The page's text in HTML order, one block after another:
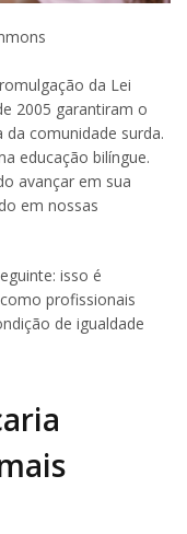
da Lei
2005 garantiram o
comunidade surda.
educação bilíngue.
avançar em sua
em nossas
isso é
profissionais
de igualdade